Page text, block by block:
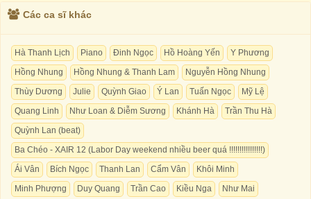
Các ca sĩ khác
Hà Thanh Lịch Piano Đinh Ngọc Hồ Hoàng Yến
Y Phương
Hồng Nhung
Hồng Nhung & Thanh Lam
Nguyễn Hồng Nhung
Thùy Dương
Julie Quỳnh Giao Ý Lan Tuấn Ngọc
Mỹ Lệ
Quang Linh
Như Loan & Diễm Sương Khánh Hà
Trần Thu Hà
Quỳnh Lan (beat)
Ba Chéo - XAIR 12 (Labor Day weekend nhiều beer quá !!!!!!!!!!!!!!!!)
Ái Vân
Bích Ngọc Thanh Lan Cẩm Vân
Khôi Minh
Minh Phượng
Duy Quang Trần Cao Kiều Nga
Như Mai